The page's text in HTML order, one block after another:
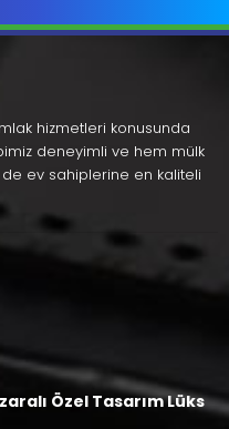
hizmetleri konusunda
deneyimli ve hem mülk
de ev sahiplerine en kaliteli
Özel Tasarım Lüks